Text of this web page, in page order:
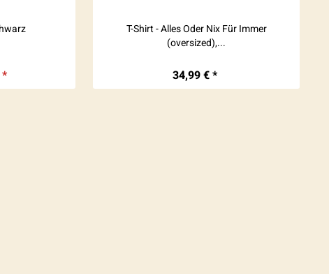
T-Shirt - Alles Oder Nix Für Immer
(oversized),...
34,99 € *